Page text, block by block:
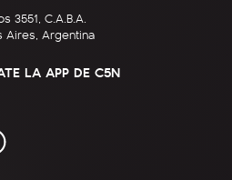
3551, C.A.B.A.
Aires, Argentina
LA APP DE C5N